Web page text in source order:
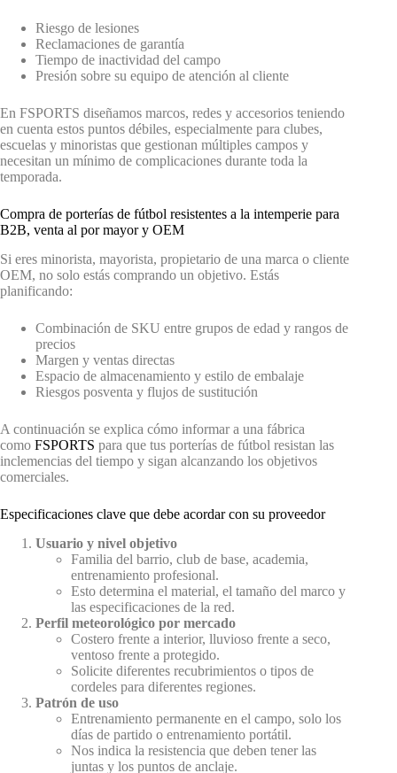
Riesgo de lesiones
Reclamaciones de garantía
Tiempo de inactividad del campo
Presión sobre su equipo de atención al cliente
En FSPORTS diseñamos marcos, redes y accesorios teniendo
en cuenta estos puntos débiles, especialmente para clubes,
escuelas y minoristas que gestionan múltiples campos y
necesitan un mínimo de complicaciones durante toda la
temporada.
Compra de porterías de fútbol resistentes a la intemperie para
B2B, venta al por mayor y OEM
Si eres minorista, mayorista, propietario de una marca o cliente
OEM, no solo estás comprando un objetivo. Estás
planificando:
Combinación de SKU entre grupos de edad y rangos de
precios
Margen y ventas directas
Espacio de almacenamiento y estilo de embalaje
Riesgos posventa y flujos de sustitución
A continuación se explica cómo informar a una fábrica
como FSPORTS para que tus porterías de fútbol resistan las
inclemencias del tiempo y sigan alcanzando los objetivos
comerciales.
Especificaciones clave que debe acordar con su proveedor
Usuario y nivel objetivo
Familia del barrio, club de base, academia,
entrenamiento profesional.
Esto determina el material, el tamaño del marco y
las especificaciones de la red.
Perfil meteorológico por mercado
Costero frente a interior, lluvioso frente a seco,
ventoso frente a protegido.
Solicite diferentes recubrimientos o tipos de
cordeles para diferentes regiones.
Patrón de uso
Entrenamiento permanente en el campo, solo los
días de partido o entrenamiento portátil.
Nos indica la resistencia que deben tener las
juntas y los puntos de anclaje.